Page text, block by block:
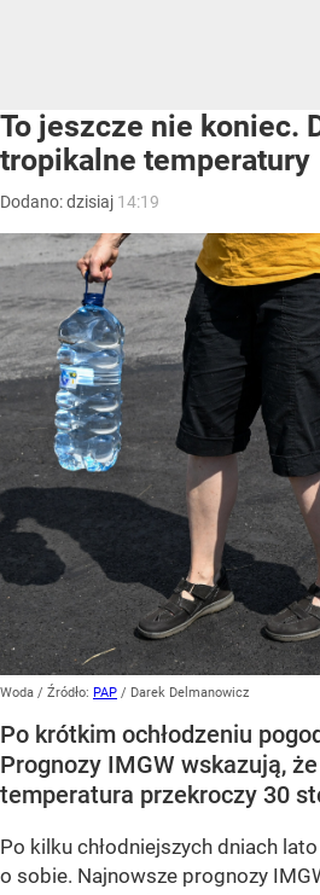
To jeszcze nie koniec.
tropikalne temperatury
Dodano:dzisiaj 14:19
Woda / Źródło: PAP / Darek Delmanowicz
Po krótkim ochłodzeniu
Prognozy IMGW wskazują,
temperatura przekroczy 30
Po kilku chłodniejszych dniach
o sobie. Najnowsze prognozy